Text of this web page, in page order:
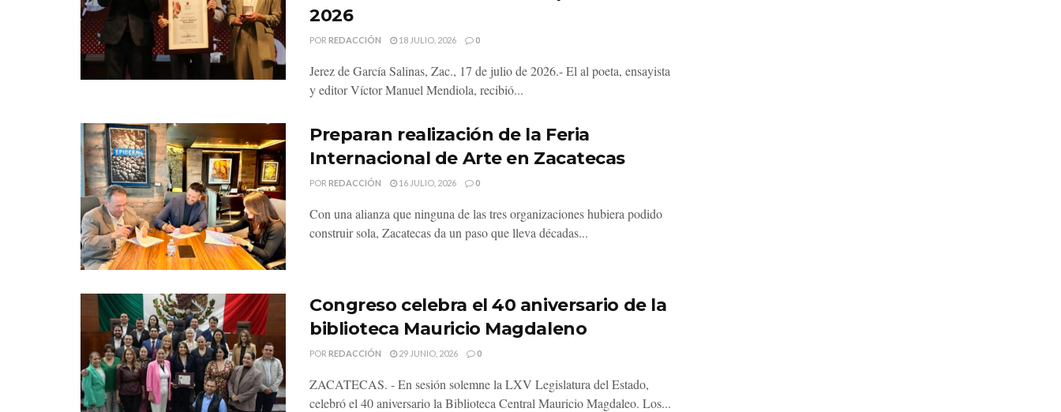
2026
POR REDACCIÓN 18 JULIO, 2026 0
Jerez de García Salinas, Zac., 17 de julio de 2026.- El al poeta, ensayista
y editor Víctor Manuel Mendiola, recibió...
Preparan realización de la Feria
Internacional de Arte en Zacatecas
POR REDACCIÓN 16 JULIO, 2026 0
Con una alianza que ninguna de las tres organizaciones hubiera podido
construir sola, Zacatecas da un paso que lleva décadas...
Congreso celebra el 40 aniversario de la
biblioteca Mauricio Magdaleno
POR REDACCIÓN 29 JUNIO, 2026 0
ZACATECAS. - En sesión solemne la LXV Legislatura del Estado,
celebró el 40 aniversario la Biblioteca Central Mauricio Magdaleo. Los...